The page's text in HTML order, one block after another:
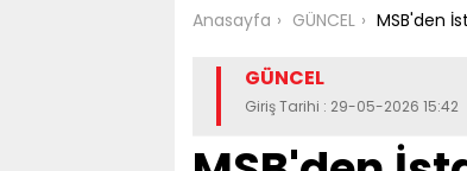
Anasayfa GÜNCEL MSB'den
GÜNCEL
Giriş Tarihi : 29-05-2026 15:42